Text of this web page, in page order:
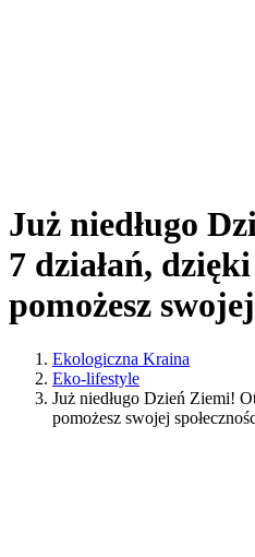
Już niedługo
7 działań,
pomożesz
Ekologiczna Kraina
Eko-lifestyle
Już niedługo Dzień Ziemi!
pomożesz swojej